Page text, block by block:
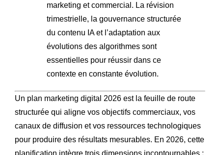
marketing et commercial. La révision
trimestrielle, la gouvernance structurée
du contenu IA et l’adaptation aux
évolutions des algorithmes sont
essentielles pour réussir dans ce
contexte en constante évolution.
Un plan marketing digital 2026 est la feuille de route
structurée qui aligne vos objectifs commerciaux, vos
canaux de diffusion et vos ressources technologiques
pour produire des résultats mesurables. En 2026, cette
planification intègre trois dimensions incontournables :